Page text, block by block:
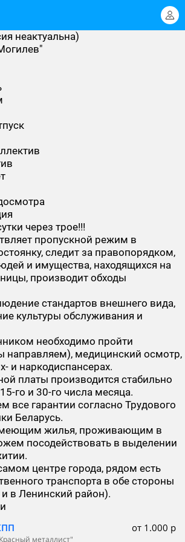
неактуальна)
через трое!!!
пропускной режим в
следит за правопорядком,
и имущества, находящихся на
производит обходы
стандартов внешнего вида,
культуры обслуживания и
необходимо пройти
направляем), медицинский осмотр,
и наркодиспансерах.
платы производится стабильно
го и 30-го числа месяца.
все гарантии согласно Трудового
Беларусь.
жилья, проживающим в
посодействовать в выделении
центре города, рядом есть
транспорта в обе стороны
в Ленинский район).
металлист"
от 1.000 р